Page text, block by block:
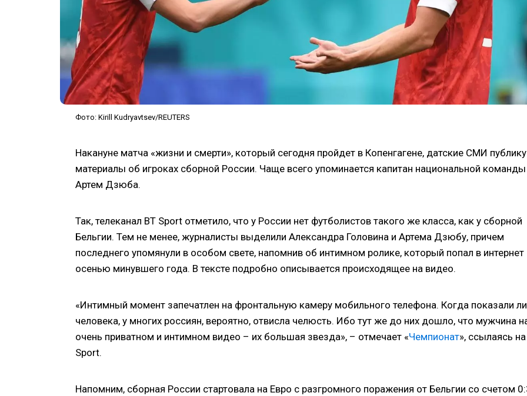
Фото: Kirill Kudryavtsev/REUTERS
Накануне матча «жизни и смерти», который сегодня пройдет в Копенгагене, датские СМИ
материалы об игроках сборной России. Чаще всего упоминается капитан национальной команды
Артем Дзюба.
Так, телеканал BT Sport отметило, что у России нет футболистов такого же класса, как у сборной
Бельгии. Тем не менее, журналисты выделили Александра Головина и Артема Дзюбу, причем
последнего упомянули в особом свете, напомнив об интимном ролике, который попал в интернет
осенью минувшего года. В тексте подробно описывается происходящее на видео.
«Интимный момент запечатлен на фронтальную камеру мобильного телефона. Когда показали
человека, у многих россиян, вероятно, отвисла челюсть. Ибо тут же до них дошло, что мужчина
очень приватном и интимном видео – их большая звезда», – отмечает «Чемпионат», ссылаясь
Sport.
Напомним, сборная России стартовала на Евро с разгромного поражения от Бельгии со счетом